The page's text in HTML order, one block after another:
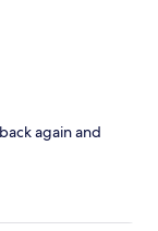
again and